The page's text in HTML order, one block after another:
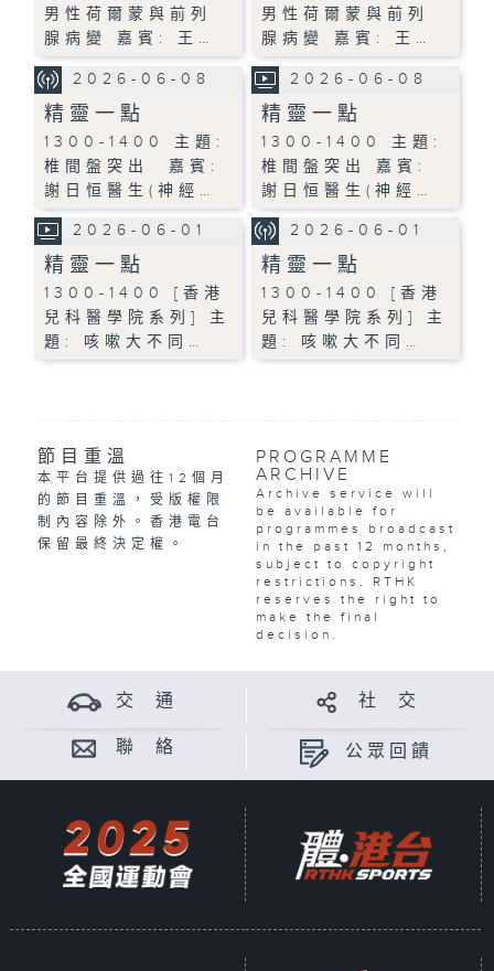
男性荷爾蒙與前列
腺病變 嘉賓: 王…
男性荷爾蒙與前列
腺病變 嘉賓: 王…
2026-06-08
精靈一點
1300-1400 主題:
椎間盤突出 嘉賓:
謝日恒醫生(神經…
2026-06-08
精靈一點
1300-1400 主題:
椎間盤突出 嘉賓:
謝日恒醫生(神經…
2026-06-01
精靈一點
1300-1400 [香港
兒科醫學院系列] 主
題: 咳嗽大不同…
2026-06-01
精靈一點
1300-1400 [香港
兒科醫學院系列] 主
題: 咳嗽大不同…
節目重溫
本平台提供過往12個月
的節目重溫，受版權限
制內容除外。香港電台
保留最終決定權。
PROGRAMME
ARCHIVE
Archive service will
be available for
programmes broadcast
in the past 12 months,
subject to copyright
restrictions. RTHK
reserves the right to
make the final
decision.
交 通 社 交
聯 絡 公眾回饋